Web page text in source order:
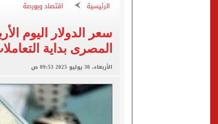
"تنظيم الاتصالات":
الكشف عن قصر محمد صلاح
الاتحاد التركي يمنح
الرئيسية اقتصاد وبورصة
المصرى بداية
الأربعاء، 30 يوليو 2025 09:53 ص